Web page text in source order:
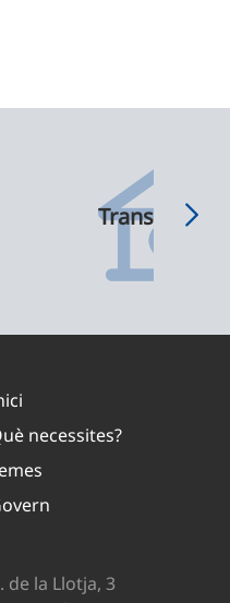
necessites?
de la Llotja, 3